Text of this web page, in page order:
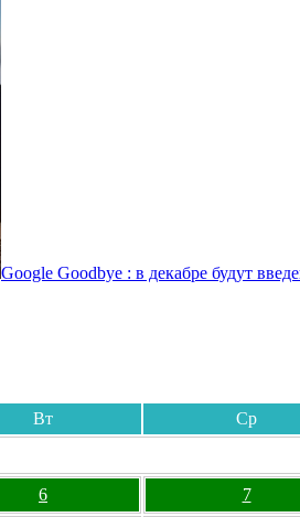
Google Goodbye : в декабре будут
Вт Ср
6 7